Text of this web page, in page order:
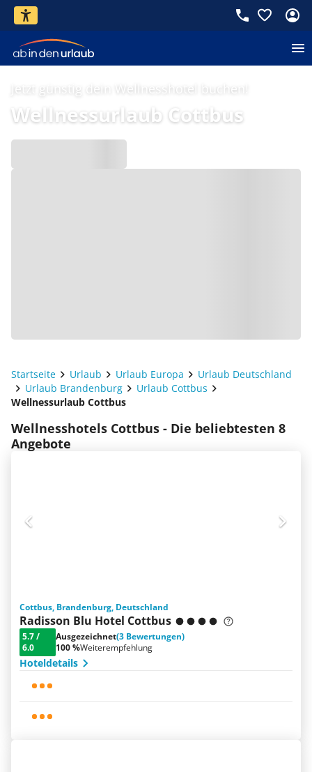
Jetzt günstig dein Wellnesshotel buchen!
Wellnessurlaub Cottbus
Startseite Urlaub Urlaub Europa
Urlaub Deutschland
Urlaub Brandenburg
Urlaub Cottbus
Wellnessurlaub Cottbus
Wellnesshotels Cottbus - Die beliebtesten 8
Angebote
Cottbus, Brandenburg, Deutschland
Radisson Blu Hotel Cottbus
5.7/
6.0
Ausgezeichnet(3 Bewertungen)
100 %Weiterempfehlung
Hoteldetails